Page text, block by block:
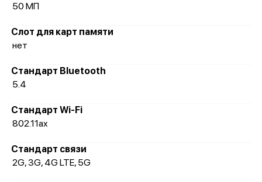
50 МП
Слот для карт памяти
нет
Стандарт Bluetooth
5.4
Стандарт Wi-Fi
802.11ax
Стандарт связи
2G, 3G, 4G LTE, 5G